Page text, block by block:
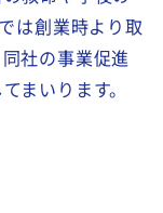
は創業時より取
社の事業促進
まいります。